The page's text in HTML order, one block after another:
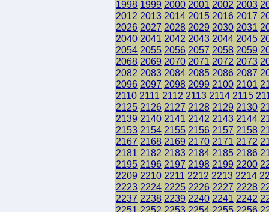
1998 1999 2000 2001 2002 2003
2012 2013 2014 2015 2016 2017
2026 2027 2028 2029 2030 2031
2040 2041 2042 2043 2044 2045
2054 2055 2056 2057 2058 2059
2068 2069 2070 2071 2072 2073
2082 2083 2084 2085 2086 2087
2096 2097 2098 2099 2100 2101
2110 2111 2112 2113 2114 2115
2125 2126 2127 2128 2129 2130
2139 2140 2141 2142 2143 2144
2153 2154 2155 2156 2157 2158
2167 2168 2169 2170 2171 2172
2181 2182 2183 2184 2185 2186
2195 2196 2197 2198 2199 2200
2209 2210 2211 2212 2213 2214
2223 2224 2225 2226 2227 2228
2237 2238 2239 2240 2241 2242
2251 2252 2253 2254 2255 2256